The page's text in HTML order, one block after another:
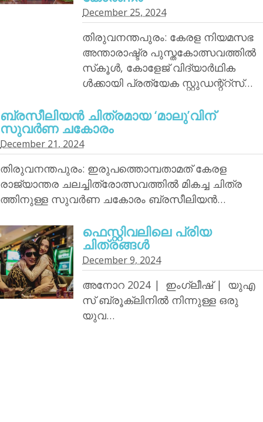
December 25, 2024
തിരുവനന്തപുരം: കേരള നിയമസഭ
അന്താരാഷ്ട്ര പുസ്തകോത്സവത്തില്‍
സ്‌കൂള്‍, കോളേജ് വിദ്യാര്‍ഥിക
ള്‍ക്കായി പ്രത്യേക സ്റ്റുഡന്റ്‌റ്‌സ്…
ബ്രസീലിയന്‍ ചിത്രമായ ‘മാലു’വിന്
സുവര്‍ണ ചകോരം
December 21, 2024
തിരുവനന്തപുരം: ഇരുപത്തൊമ്പതാമത് കേരള
രാജ്യാന്തര ചലച്ചിത്രോത്സവത്തില്‍ മികച്ച ചിത്ര
ത്തിനുള്ള സുവര്‍ണ ചകോരം ബ്രസീലിയന്‍…
ഫെസ്റ്റിവലിലെ പ്രിയ
ചിത്രങ്ങള്‍
December 9, 2024
അനോറ 2024 | ഇംഗ്ലീഷ് | യുഎ
സ് ബ്രൂക്ലിനില്‍ നിന്നുള്ള ഒരു
യുവ…